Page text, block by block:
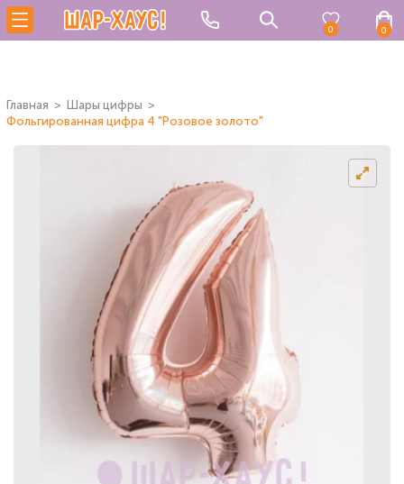
0 0
Главная
Шары цифры
Фольгированная цифра 4 "Розовое золото"